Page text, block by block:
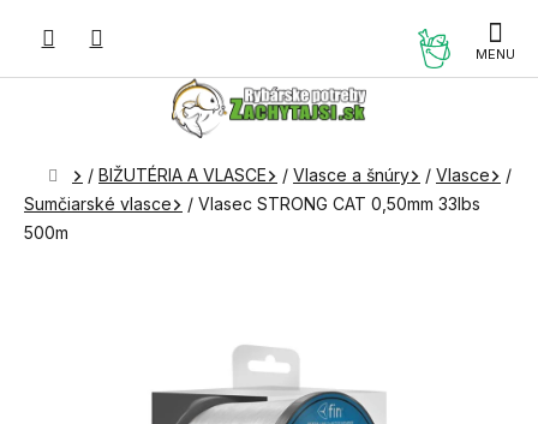
Domov
/ BIŽUTÉRIA A VLASCE / Vlasce a šnúry / Vlasce
/
Sumčiarské vlasce
/ Vlasec STRONG CAT 0,50mm 33lbs
500m